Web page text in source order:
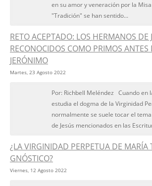
en su amor y veneración por la
"Tradición" se han sentido...
RETO ACEPTADO: LOS HERMANOS DE
RECONOCIDOS COMO PRIMOS ANTES
JERÓNIMO
Martes, 23 Agosto 2022
Por: Richbell Meléndez Cuando en
estudia el dogma de la Virginidad
normalmente se suele tocar el
de Jesús mencionados en las
¿LA VIRGINIDAD PERPETUA DE MARÍA
GNÓSTICO?
Viernes, 12 Agosto 2022